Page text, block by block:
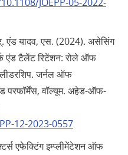
एंड यादव, एस. (2024). असेसिंग
एंड टैलेंट रिटेंशन: रोले ऑफ
लीडरशिप. जर्नल ऑफ
परफॉर्मेंस, वॉल्यूम. अहेड-ऑफ-
12-2023-0557
एफेक्टिंग इम्प्लीमेंटेशन ऑफ